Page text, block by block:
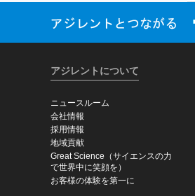
アジレントについて
ニュースルーム
会社情報
採用情報
地域貢献
Great Science（サイエンスの力
で世界中に笑顔を）
お客様の体験を第一に